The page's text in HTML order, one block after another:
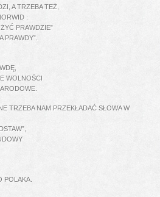
A TRZEBA TEŻ,
:
PRAWDZIE”
PRAWDY”.
WOLNOŚCI
TRZEBA NAM PRZEKŁADAĆ SŁOWA W
POLAKA.